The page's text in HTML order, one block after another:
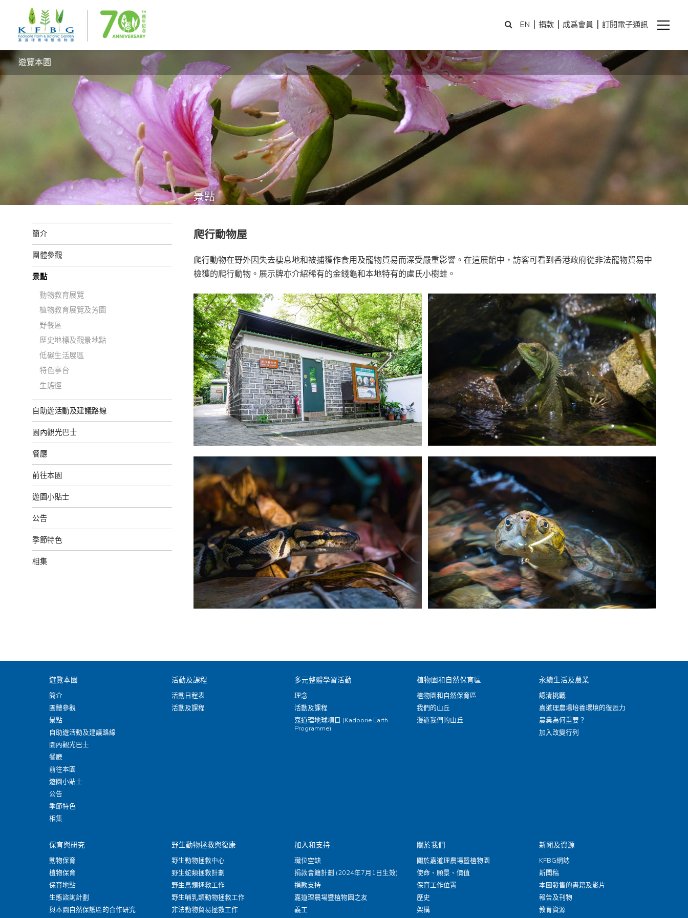
EN | 捐款 | 成爲會員 | 訂閱電子通訊
遊覽本園
景點
簡介
團體參觀
景點
動物教育展覽
植物教育展覽及芳園
野餐區
歷史地標及觀景地點
低碳生活展區
特色亭台
生態徑
自助遊活動及建議路線
園內觀光巴士
餐廳
前往本園
遊園小貼士
公告
季節特色
相集
爬行動物屋
爬行動物在野外因失去棲息地和被捕獲作食用及寵物貿易而深受嚴重影響。在這展館中，訪客可看到香港政府從非法寵物貿易中
檢獲的爬行動物。展示牌亦介紹稀有的金錢龜和本地特有的盧氏小樹蛙。
遊覽本園
簡介
團體參觀
景點
自助遊活動及建議路線
園內觀光巴士
餐廳
前往本園
遊園小貼士
公告
季節特色
相集
活動及課程
活動日程表
活動及課程
多元整體學習活動
理念
活動及課程
嘉道理地球項目 (Kadoorie Earth
Programme)
植物園和自然保育區
植物園和自然保育區
我們的山丘
漫遊我們的山丘
永續生活及農業
認清挑戰
嘉道理農場培養環境的復甦力
農業為何重要？
加入改變行列
保育與研究
動物保育
植物保育
保育地點
生態諮詢計劃
與本園自然保護區的合作研究
野生動物拯救與復康
野生動物拯救中心
野生蛇類拯救計劃
野生鳥類拯救工作
野生哺乳類動物拯救工作
非法動物貿易拯救工作
加入和支持
職位空缺
捐款會籍計劃 (2024年7月1日生效)
捐款支持
嘉道理農場暨植物園之友
義工
關於我們
關於嘉道理農場暨植物園
使命、願景、價值
保育工作位置
歷史
架構
新聞及資源
KFBG網誌
新聞稿
本園發售的書籍及影片
報告及刊物
教育資源